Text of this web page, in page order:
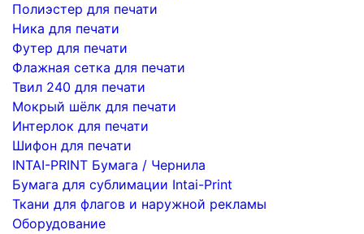
Полиэстер для печати
Ника для печати
Футер для печати
Флажная сетка для печати
Твил 240 для печати
Мокрый шёлк для печати
Интерлок для печати
Шифон для печати
INTAI-PRINT Бумага / Чернила
Бумага для сублимации Intai-Print
Ткани для флагов и наружной рекламы
Оборудование